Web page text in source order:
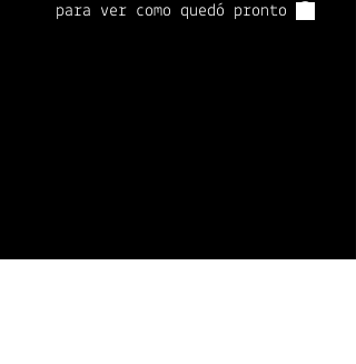
para ver como quedó pronto